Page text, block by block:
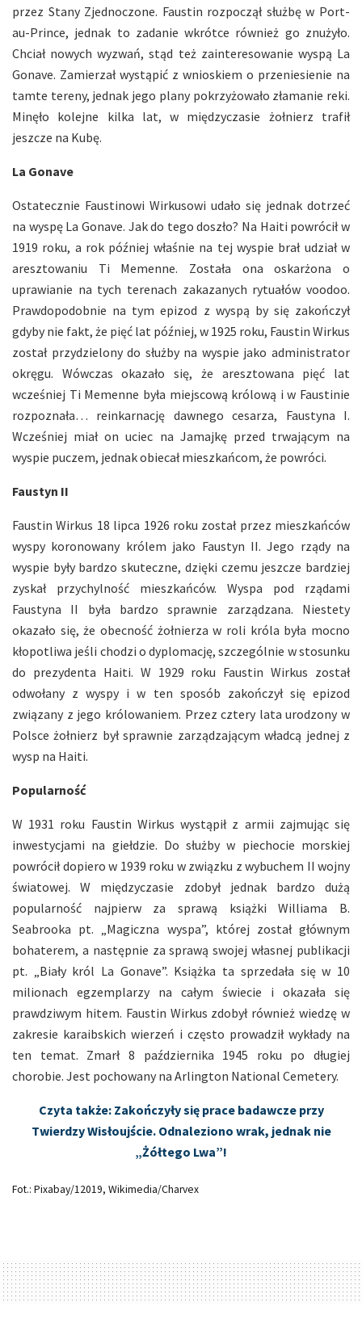
przez Stany Zjednoczone. Faustin rozpoczął służbę w Port-
au-Prince, jednak to zadanie wkrótce również go znużyło.
Chciał nowych wyzwań, stąd też zainteresowanie wyspą La
Gonave. Zamierzał wystąpić z wnioskiem o przeniesienie na
tamte tereny, jednak jego plany pokrzyżowało złamanie reki.
Minęło kolejne kilka lat, w międzyczasie żołnierz trafił
jeszcze na Kubę.
La Gonave
Ostatecznie Faustinowi Wirkusowi udało się jednak dotrzeć
na wyspę La Gonave. Jak do tego doszło? Na Haiti powrócił w
1919 roku, a rok później właśnie na tej wyspie brał udział w
aresztowaniu Ti Memenne. Została ona oskarżona o
uprawianie na tych terenach zakazanych rytuałów voodoo.
Prawdopodobnie na tym epizod z wyspą by się zakończył
gdyby nie fakt, że pięć lat później, w 1925 roku, Faustin Wirkus
został przydzielony do służby na wyspie jako administrator
okręgu. Wówczas okazało się, że aresztowana pięć lat
wcześniej Ti Memenne była miejscową królową i w Faustinie
rozpoznała… reinkarnację dawnego cesarza, Faustyna I.
Wcześniej miał on uciec na Jamajkę przed trwającym na
wyspie puczem, jednak obiecał mieszkańcom, że powróci.
Faustyn II
Faustin Wirkus 18 lipca 1926 roku został przez mieszkańców
wyspy koronowany królem jako Faustyn II. Jego rządy na
wyspie były bardzo skuteczne, dzięki czemu jeszcze bardziej
zyskał przychylność mieszkańców. Wyspa pod rządami
Faustyna II była bardzo sprawnie zarządzana. Niestety
okazało się, że obecność żołnierza w roli króla była mocno
kłopotliwa jeśli chodzi o dyplomację, szczególnie w stosunku
do prezydenta Haiti. W 1929 roku Faustin Wirkus został
odwołany z wyspy i w ten sposób zakończył się epizod
związany z jego królowaniem. Przez cztery lata urodzony w
Polsce żołnierz był sprawnie zarządzającym władcą jednej z
wysp na Haiti.
Popularność
W 1931 roku Faustin Wirkus wystąpił z armii zajmując się
inwestycjami na giełdzie. Do służby w piechocie morskiej
powrócił dopiero w 1939 roku w związku z wybuchem II wojny
światowej. W międzyczasie zdobył jednak bardzo dużą
popularność najpierw za sprawą książki Williama B.
Seabrooka pt. „Magiczna wyspa”, której został głównym
bohaterem, a następnie za sprawą swojej własnej publikacji
pt. „Biały król La Gonave”. Książka ta sprzedała się w 10
milionach egzemplarzy na całym świecie i okazała się
prawdziwym hitem. Faustin Wirkus zdobył również wiedzę w
zakresie karaibskich wierzeń i często prowadził wykłady na
ten temat. Zmarł 8 października 1945 roku po długiej
chorobie. Jest pochowany na Arlington National Cemetery.
Czyta także: Zakończyły się prace badawcze przy
Twierdzy Wisłoujście. Odnaleziono wrak, jednak nie
„Żółtego Lwa”!
Fot.: Pixabay/12019, Wikimedia/Charvex